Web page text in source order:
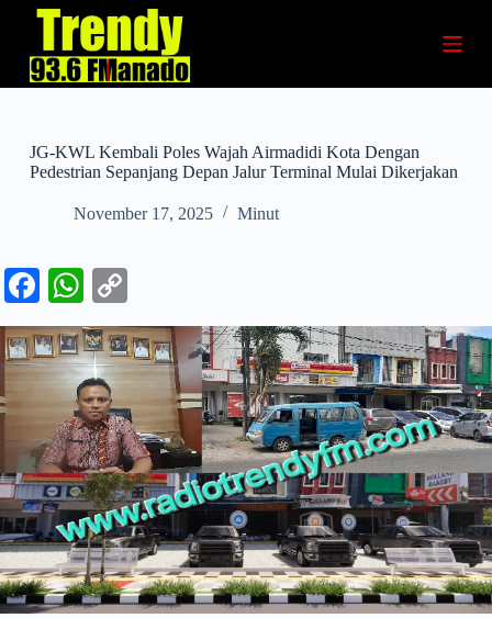
p
o
n
JG-KWL Kembali Poles Wajah Airmadidi Kota Dengan
Pedestrian Sepanjang Depan Jalur Terminal Mulai Dikerjakan
November 17, 2025 Minut
Fa
ce
bo
ok
W
ha
ts
A
pp
op
y
Li
nk